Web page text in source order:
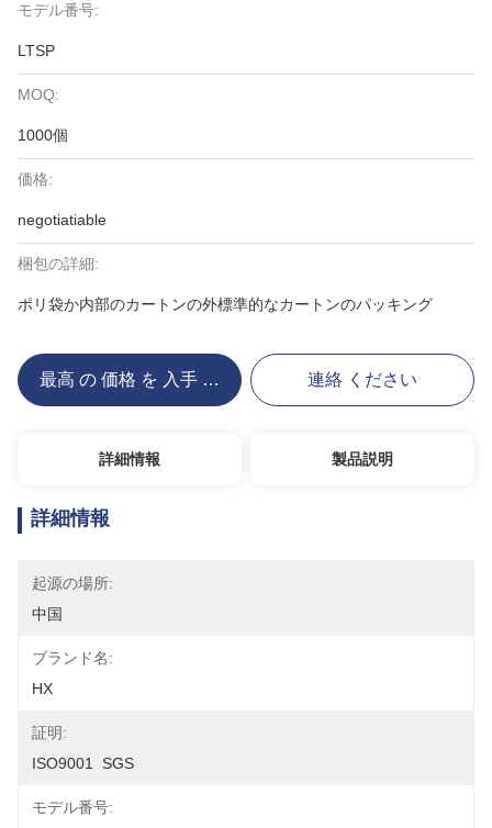
モデル番号:
LTSP
MOQ:
1000個
価格:
negotiatiable
梱包の詳細:
ポリ袋か内部のカートンの外標準的なカートンのパッキング
最高 の 価格 を 入手 する 連絡 ください
詳細情報 製品説明
詳細情報
起源の場所:
中国
ブランド名:
HX
証明:
ISO9001  SGS
モデル番号: